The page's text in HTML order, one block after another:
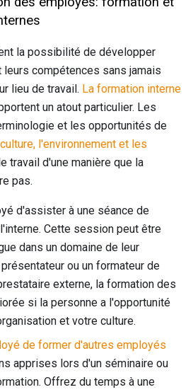
la possibilité de développer
compétences sans jamais
lieu de travail. La formation interne
un atout particulier. Les
et les opportunités de
l'environnement et les
travail d'une manière que la
pas.
d'assister à une séance de
Cette session peut être
dans un domaine de leur
ou un formateur de
externe, la formation des
si la personne a l'opportunité
et votre culture.
de former d'autres employés
apprises lors d'un séminaire ou
Offrez du temps à une